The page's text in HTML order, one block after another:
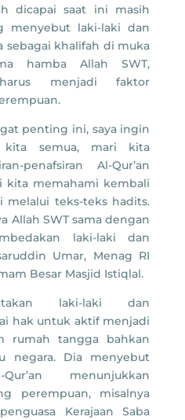
dicapai saat ini masih
menyebut laki-laki dan
sebagai khalifah di muka
hamba Allah SWT,
menjadi faktor
penting ini, saya ingin
kita semua, mari kita
penafsiran Al-Qur’an
kita memahami kembali
melalui teks-teks hadits.
Allah SWT sama dengan
laki-laki dan
Umar, Menag RI
Besar Masjid Istiqlal.
laki-laki dan
hak untuk aktif menjadi
rumah tangga bahkan
negara. Dia menyebut
menunjukkan
perempuan, misalnya
Kerajaan Saba